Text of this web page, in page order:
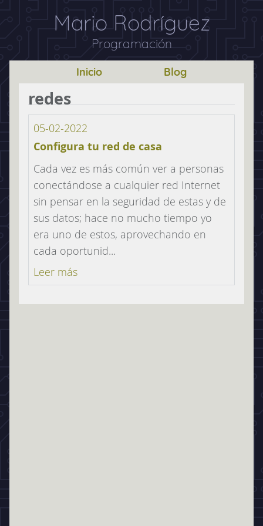
Mario Rodríguez
Programación
Inicio Blog
redes
05-02-2022
Configura tu red de casa
Cada vez es más común ver a personas
conectándose a cualquier red Internet
sin pensar en la seguridad de estas y de
sus datos; hace no mucho tiempo yo
era uno de estos, aprovechando en
cada oportunid...
Leer más